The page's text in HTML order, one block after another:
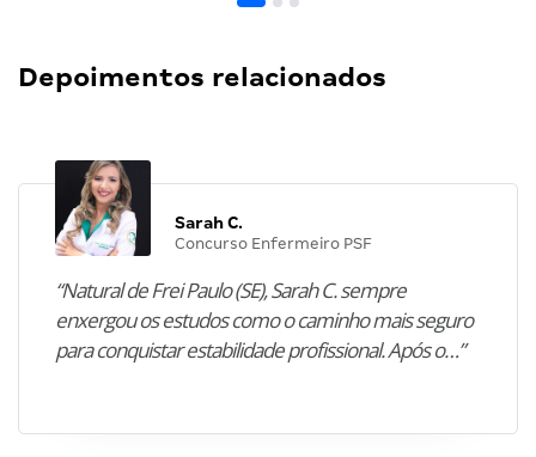
Depoimentos relacionados
Sarah C.
Concurso Enfermeiro PSF
“Natural de Frei Paulo (SE), Sarah C. sempre
enxergou os estudos como o caminho mais seguro
para conquistar estabilidade profissional. Após o…”